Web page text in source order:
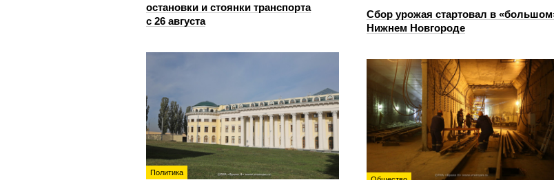
остановки и стоянки транспорта
с 26 августа
Сбор урожая стартовал в
Нижнем Новгороде
Политика